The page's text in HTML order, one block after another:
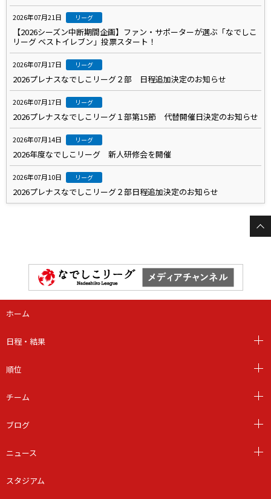
2026年07月21日 リーグ
【2026シーズン中断期間企画】ファン・サポーターが選ぶ「なでしこ
リーグ ベストイレブン」投票スタート！
2026年07月17日 リーグ
2026プレナスなでしこリーグ２部 日程追加決定のお知らせ
2026年07月17日 リーグ
2026プレナスなでしこリーグ１部第15節 代替開催日決定のお知らせ
2026年07月14日 リーグ
2026年度なでしこリーグ 新人研修会を開催
2026年07月10日 リーグ
2026プレナスなでしこリーグ２部日程追加決定のお知らせ
ホーム
日程・結果
順位
チーム
ブログ
ニュース
スタジアム